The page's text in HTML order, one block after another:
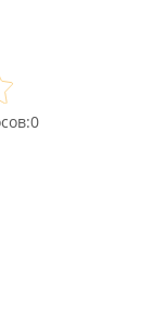
0